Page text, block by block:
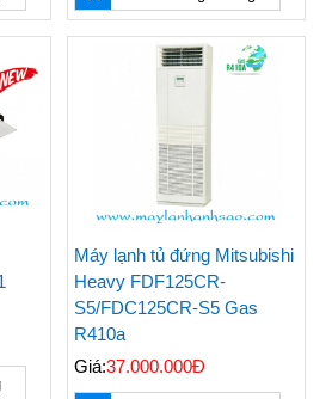
Máy lạnh tủ đứng Mitsubishi
Heavy FDF125CR-
S5/FDC125CR-S5 Gas
R410a
Giá:37.000.000Đ